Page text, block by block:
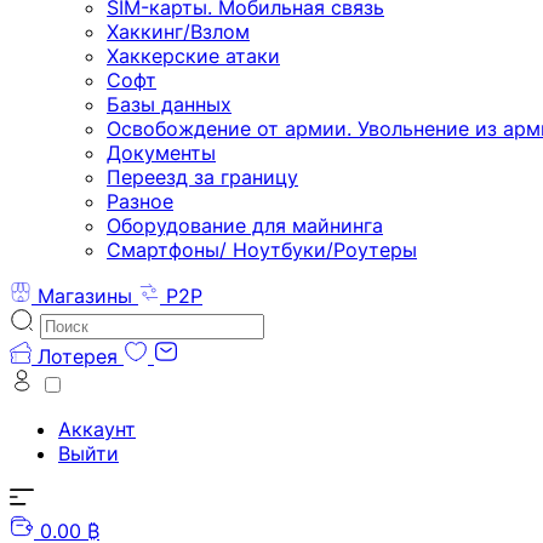
SIM-карты. Мобильная связь
Хаккинг/Взлом
Хаккерские атаки
Софт
Базы данных
Освобождение от армии. Увольнение из
Документы
Переезд за границу
Разное
Оборудование для майнинга
Смартфоны/ Ноутбуки/Роутеры
Магазины
P2P
Лотерея
Аккаунт
Выйти
0.00 ₿